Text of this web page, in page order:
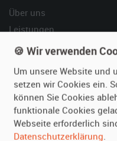
Über uns
Leistungen
Referenzen
Vermieten
Oldtimer anmelden
Fotos senden
🍪 Wir verwenden
Um unsere Website und
setzen wir Cookies ein.
können Sie Cookies
funktionale Cookies
Webseite erforderlich
Datenschutzerklärung.